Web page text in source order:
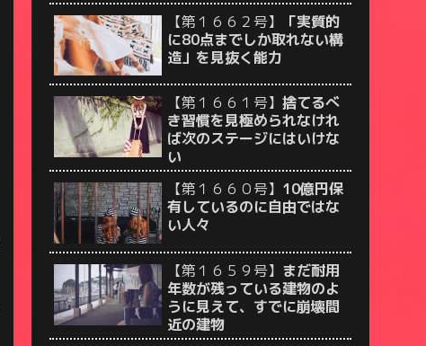
【第１６６２号】
「実質的
に80点までしか取れない構
造」を見抜く能力
【第１６６１号】 捨てるべ
き習慣を見極められなけれ
ば次のステージにはいけな
い
【第１６６０号】 10億円保
有しているのに自由ではな
い人々
【第１６５９号】 まだ耐用
年数が残っている建物のよ
うに見えて、すでに崩壊間
近の建物